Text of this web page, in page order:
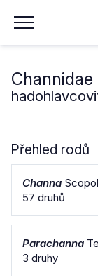
Channidae
Přehled rodů
Channa
57 druhů
Parachanna
3 druhy